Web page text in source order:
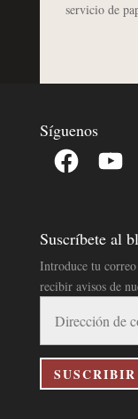
servicio de
Síguenos
Facebook YouTube
Suscríbete al
Introduce tu
recibir avisos de
correo
electrónico
SUSCRIBIR